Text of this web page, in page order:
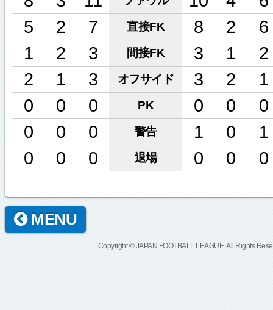
5
2 7 直接FK 8 2
6
1
2 3 間接FK 3 1
2
2
1 3 オフサイド 3 2
1
0
0 0 PK 0 0
0
0
0 0 警告 1 0
1
0
0 0 退場 0 0 0
MENU
Copyright © JAPAN FOOTBALL LEAGUE. All Rights